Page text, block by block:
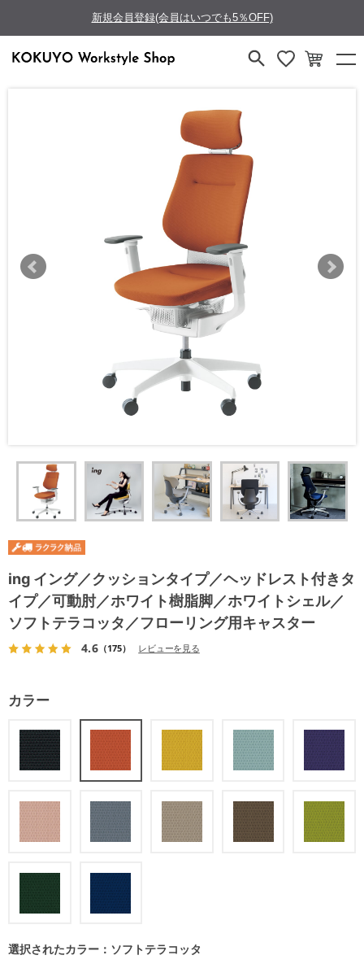
新規会員登録(会員はいつでも5％OFF)
ing イング／クッションタイプ／ヘッドレスト付きタ
イプ／可動肘／ホワイト樹脂脚／ホワイトシェル／
ソフトテラコッタ／フローリング用キャスター
4.6（175） レビューを見る
カラー
選択されたカラー：ソフトテラコッタ